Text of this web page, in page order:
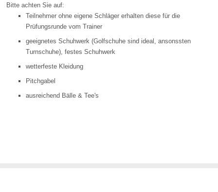
Bitte achten Sie auf:
Teilnehmer ohne eigene Schläger erhalten diese für die
Prüfungsrunde vom Trainer
geeignetes Schuhwerk (Golfschuhe sind ideal, ansonssten
Turnschuhe), festes Schuhwerk
wetterfeste Kleidung
Pitchgabel
ausreichend Bälle & Tee's